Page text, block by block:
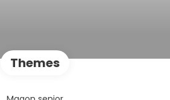
Themes